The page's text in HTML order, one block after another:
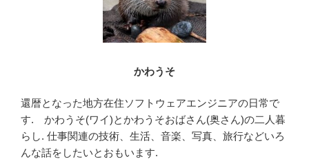
かわうそ
還暦となった地方在住ソフトウェアエンジニアの日常で
す. かわうそ(ワイ)とかわうそおばさん(奥さん)の二人暮
らし. 仕事関連の技術、生活、音楽、写真、旅行などいろ
んな話をしたいとおもいます.